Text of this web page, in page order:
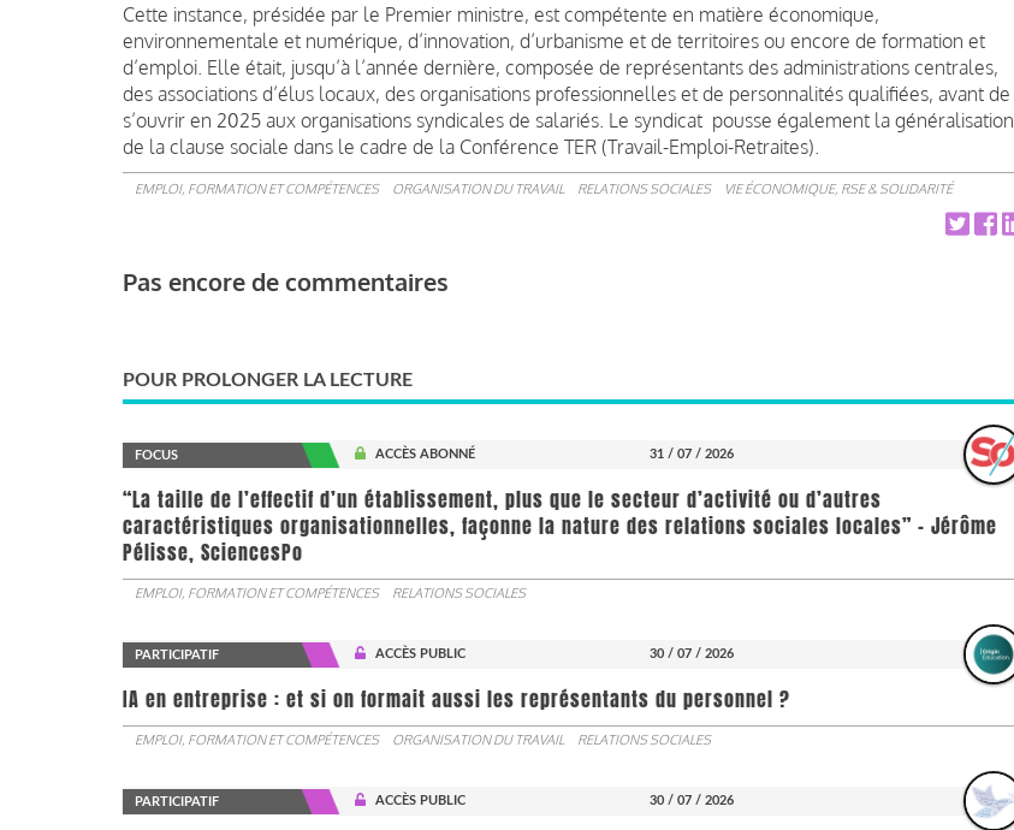
Cette instance, présidée par le Premier ministre, est compétente en matière économique,
environnementale et numérique, d’innovation, d’urbanisme et de territoires ou encore de formation et
d’emploi. Elle était, jusqu’à l’année dernière, composée de représentants des administrations centrales,
des associations d’élus locaux, des organisations professionnelles et de personnalités qualifiées, avant de
s’ouvrir en 2025 aux organisations syndicales de salariés. Le syndicat pousse également la généralisation
de la clause sociale dans le cadre de la Conférence TER (Travail-Emploi-Retraites).
EMPLOI, FORMATION ET COMPÉTENCES ORGANISATION DU TRAVAIL RELATIONS SOCIALES VIE ÉCONOMIQUE, RSE & SOLIDARITÉ
Pas encore de commentaires
POUR PROLONGER LA LECTURE
FOCUS ACCÈS ABONNÉ 31 / 07 / 2026
“La taille de l’effectif d’un établissement, plus que le secteur d’activité ou d’autres
caractéristiques organisationnelles, façonne la nature des relations sociales locales” - Jérôme
Pélisse, SciencesPo
EMPLOI, FORMATION ET COMPÉTENCES RELATIONS SOCIALES
PARTICIPATIF ACCÈS PUBLIC 30 / 07 / 2026
IA en entreprise : et si on formait aussi les représentants du personnel ?
EMPLOI, FORMATION ET COMPÉTENCES ORGANISATION DU TRAVAIL RELATIONS SOCIALES
PARTICIPATIF ACCÈS PUBLIC 30 / 07 / 2026